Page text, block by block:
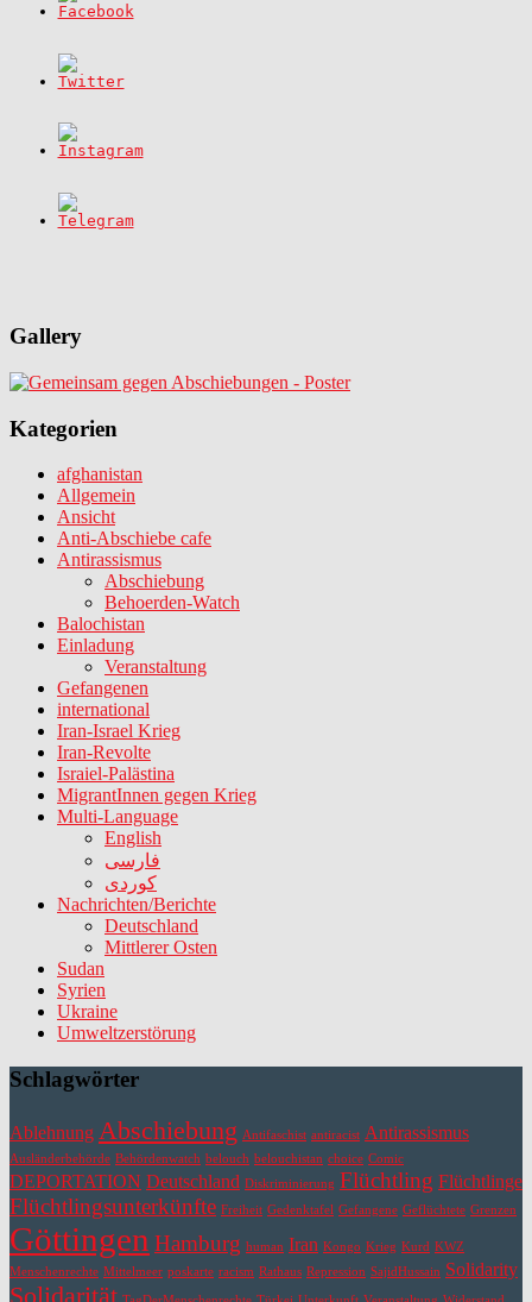
Gallery
Kategorien
afghanistan
Allgemein
Ansicht
Anti-Abschiebe cafe
Antirassismus
Abschiebung
Behoerden-Watch
Balochistan
Einladung
Veranstaltung
Gefangenen
international
Iran-Israel Krieg
Iran-Revolte
Israiel-Palästina
MigrantInnen gegen Krieg
Multi-Language
English
فارسی
کوردی
Nachrichten/Berichte
Deutschland
Mittlerer Osten
Sudan
Syrien
Ukraine
Umweltzerstörung
Schlagwörter
Ablehnung Abschiebung Antifaschist antiracist Antirassismus
Ausländerbehörde Behördenwatch belouch belouchistan choice Comic
DEPORTATION Deutschland Diskriminierung Flüchtling Flüchtlinge
Flüchtlingsunterkünfte Freiheit Gedenktafel Gefangene Geflüchtete Grenzen
Göttingen Hamburg human Iran Kongo Krieg Kurd KWZ
Menschenrechte Mittelmeer poskarte racism Rathaus Repression SajidHussain Solidarity
Solidarität